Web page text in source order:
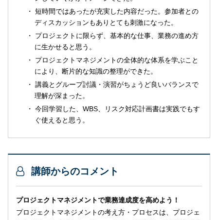
短時間ではあったが充実した内容だった。参加者との
ディスカッションもありとても刺激になった。
プロジェクトに限らず、基本的な仕事、業務の進め方
に生かせると思う。
プロジェクトマネジメントの全体的な体系を学ぶこと
により、断片的な知識の整理ができた。
講義とグループ討議・演習がちょうど良いバランスで
理解が深まった。
今回学習した、WBS、リスク対応計画書は実践でもす
ぐ使えると思う。
講師からのコメント
プロジェクトマネジメントで業務達成度を高めよう！
プロジェクトマネジメントの考え方・プロセスは、プロジェ